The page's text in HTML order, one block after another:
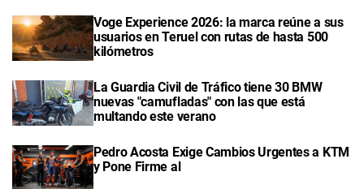
Voge Experience 2026: la marca reúne a sus
usuarios en Teruel con rutas de hasta 500
kilómetros
La Guardia Civil de Tráfico tiene 30 BMW
nuevas "camufladas" con las que está
multando este verano
Pedro Acosta Exige Cambios Urgentes a KTM
y Pone Firme al